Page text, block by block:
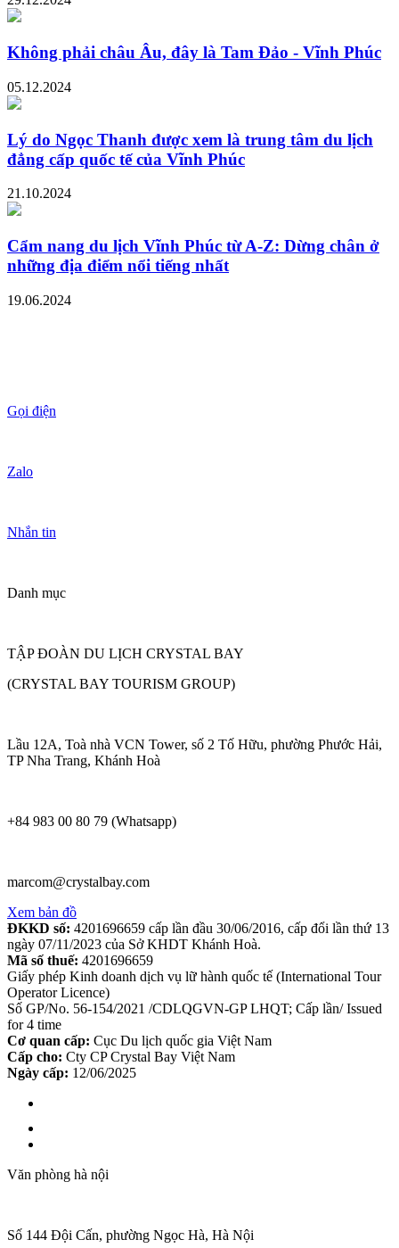
Không phải châu Âu, đây là Tam Đảo - Vĩnh Phúc
05.12.2024
Lý do Ngọc Thanh được xem là trung tâm du lịch
đẳng cấp quốc tế của Vĩnh Phúc
21.10.2024
Cẩm nang du lịch Vĩnh Phúc từ A-Z: Dừng chân ở
những địa điểm nổi tiếng nhất
19.06.2024
Gọi điện
Zalo
Nhắn tin
Danh mục
TẬP ĐOÀN DU LỊCH CRYSTAL BAY
(CRYSTAL BAY TOURISM GROUP)
Lầu 12A, Toà nhà VCN Tower, số 2 Tố Hữu, phường Phước Hải,
TP Nha Trang, Khánh Hoà
+84 983 00 80 79 (Whatsapp)
marcom@crystalbay.com
Xem bản đồ
ĐKKD số: 4201696659 cấp lần đầu 30/06/2016, cấp đổi lần thứ 13
ngày 07/11/2023 của Sở KHDT Khánh Hoà.
Mã số thuế: 4201696659
Giấy phép Kinh doanh dịch vụ lữ hành quốc tế (International Tour
Operator Licence)
Số GP/No. 56-154/2021 /CDLQGVN-GP LHQT; Cấp lần/ Issued
for 4 time
Cơ quan cấp: Cục Du lịch quốc gia Việt Nam
Cấp cho: Cty CP Crystal Bay Việt Nam
Ngày cấp: 12/06/2025
Văn phòng hà nội
Số 144 Đội Cấn, phường Ngọc Hà, Hà Nội